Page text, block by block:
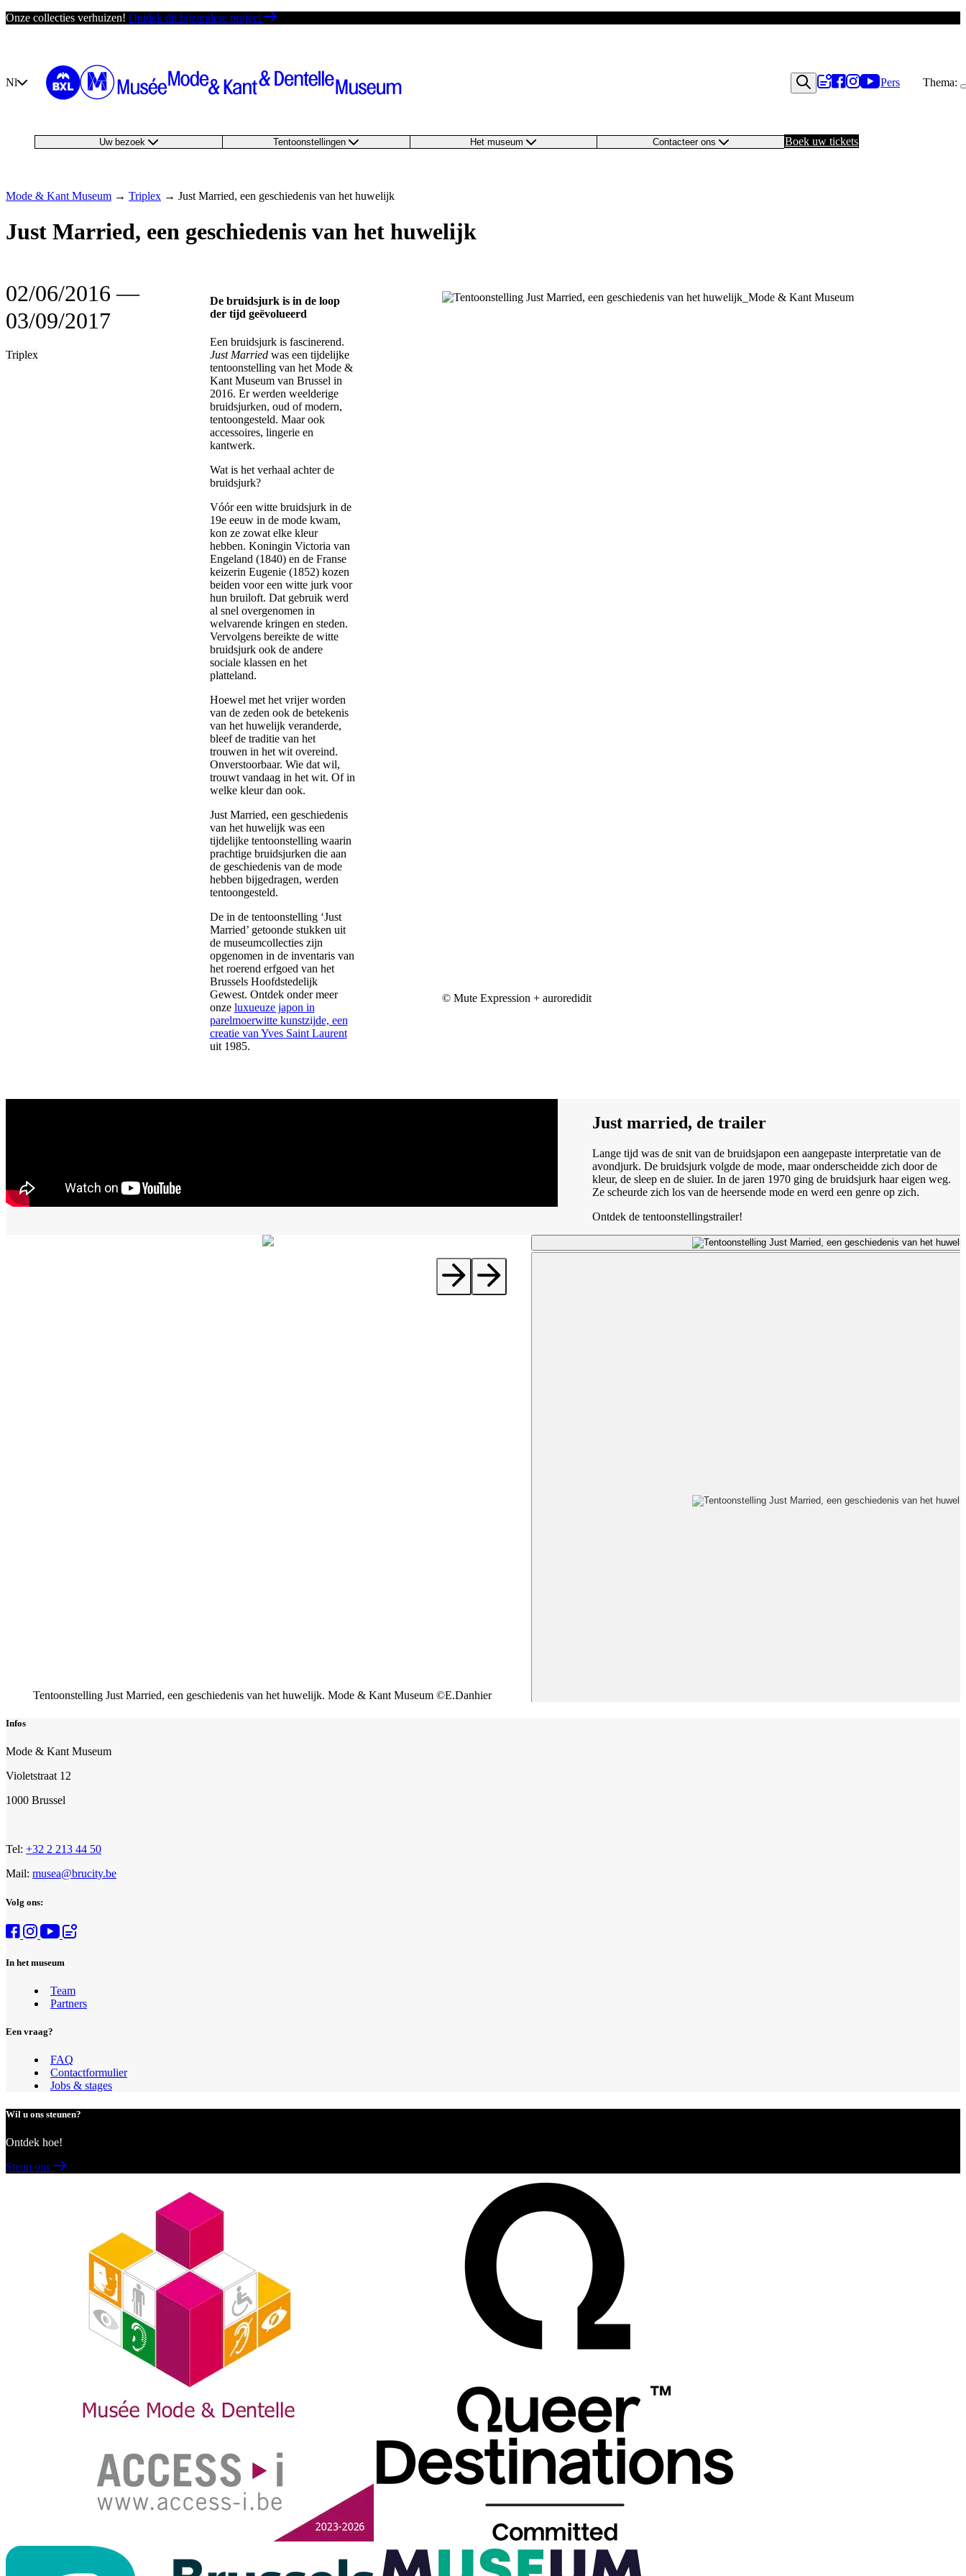
Ga
Onze collecties verhuizen! Ontdek dit bijzondere project
Nl Pers
Uw bezoek Tentoonstellingen Het museum Contacteer ons Boek uw tickets
Thema:
Mode & Kant Museum → Triplex → Just Married, een geschiedenis van het huwelijk
Just Married, een geschiedenis van het huwelijk
02/06/2016 ―
03/09/2017
Triplex
De bruidsjurk is in de loop
der tijd geëvolueerd
Een bruidsjurk is fascinerend.
Just Marriedwas een tijdelijke
tentoonstelling van het Mode &
Kant Museum van Brussel in
2016. Er werden weelderige
bruidsjurken, oud of modern,
tentoongesteld. Maar ook
accessoires, lingerie en
kantwerk.
Wat is het verhaal achter de
bruidsjurk?
Vóór een witte bruidsjurk in de
19e eeuw in de mode kwam,
kon ze zowat elke kleur
hebben. Koningin Victoria van
Engeland (1840) en de Franse
keizerin Eugenie (1852) kozen
beiden voor een witte jurk voor
hun bruiloft. Dat gebruik werd
al snel overgenomen in
welvarende kringen en steden.
Vervolgens bereikte de witte
bruidsjurk ook de andere
sociale klassen en het
platteland.
Hoewel met het vrijer worden
van de zeden ook de betekenis
van het huwelijk veranderde,
bleef de traditie van het
trouwen in het wit overeind.
Onverstoorbaar. Wie dat wil,
trouwt vandaag in het wit. Of in
welke kleur dan ook.
Just Married, een geschiedenis
van het huwelijk was een
tijdelijke tentoonstelling waarin
prachtige bruidsjurken die aan
de geschiedenis van de mode
hebben bijgedragen, werden
tentoongesteld.
De in de tentoonstelling ‘Just
Married’ getoonde stukken uit
de museumcollecties zijn
opgenomen in de inventaris van
het roerend erfgoed van het
Brussels Hoofdstedelijk
Gewest. Ontdek onder meer
onze luxueuze japon in
parelmoerwitte kunstzijde, een
creatie van Yves Saint Laurent
uit 1985.
© Mute Expression + auroredidit
Just married, de trailer
Lange tijd was de snit van de bruidsjapon een aangepaste interpretatie van de
avondjurk. De bruidsjurk volgde de mode, maar onderscheidde zich door de
kleur, de sleep en de sluier. In de jaren 1970 ging de bruidsjurk haar eigen weg.
Ze scheurde zich los van de heersende mode en werd een genre op zich.
Ontdek de tentoonstellingstrailer!
Tentoonstelling Just Married, een geschiedenis van het huwelijk. Mode & Kant Museum ©E.Danhier
Infos
Mode & Kant Museum
Violetstraat 12
1000 Brussel
Tel: +32 2 213 44 50
Mail: musea@brucity.be
Volg ons:
In het museum
Team
Partners
Een vraag?
FAQ
Contactformulier
Jobs & stages
Wil u ons steunen?
Ontdek hoe!
Steun ons